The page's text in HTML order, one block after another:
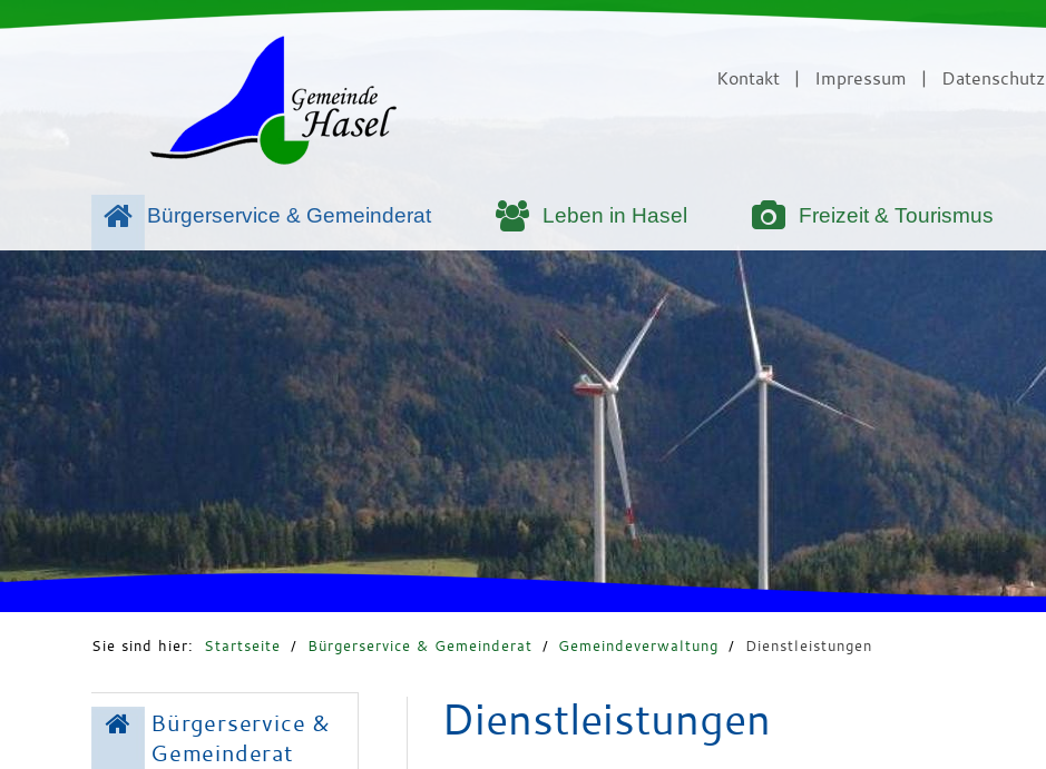
Kontakt | Impressum | Datenschutz
Bürgerservice & Gemeinderat Leben in Hasel Freizeit & Tourismus
Sie sind hier: Startseite / Bürgerservice & Gemeinderat / Gemeindeverwaltung / Dienstleistungen
Bürgerservice &
Gemeinderat
Dienstleistungen